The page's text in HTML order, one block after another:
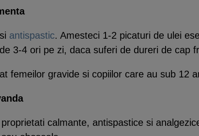
antispastic. Amesteci 1-2 picaturi de ulei
3-4 ori pe zi, daca suferi de dureri de cap
femeilor gravide si copiilor care au sub 12
calmante, antispastice si